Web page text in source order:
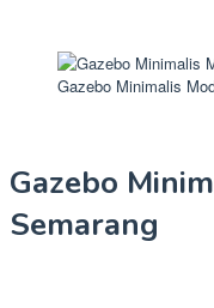
Gazebo Minimalis
Gazebo
Semarang